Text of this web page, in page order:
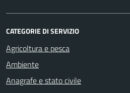
CATEGORIE DI SERVIZIO
Agricoltura e pesca
Ambiente
Anagrafe e stato civile